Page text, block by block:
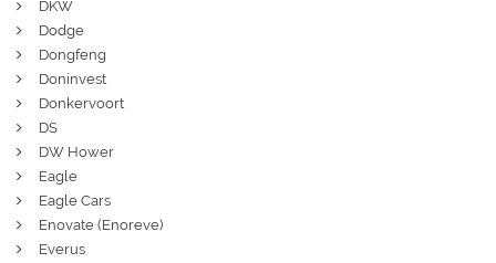
DKW
Dodge
Dongfeng
Doninvest
Donkervoort
DS
DW Hower
Eagle
Eagle Cars
Enovate (Enoreve)
Everus